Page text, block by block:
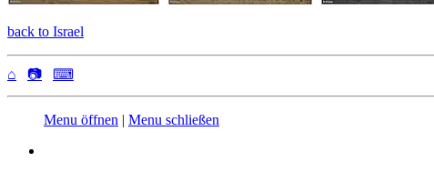
back to Israel
⌂ 📷 ⌨
Menu öffnen | Menu schließen